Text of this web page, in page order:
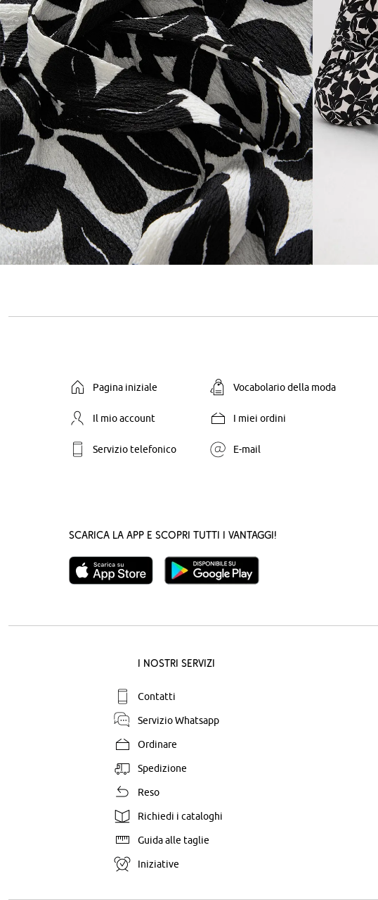
Pagina iniziale Vocabolario della moda
Il mio account I miei ordini
Servizio telefonico E-mail
Scarica la App e scopri tutti i vantaggi!
I nostri servizi
Contatti
Servizio Whatsapp
Ordinare
Spedizione
Reso
Richiedi i cataloghi
Guida alle taglie
Iniziative